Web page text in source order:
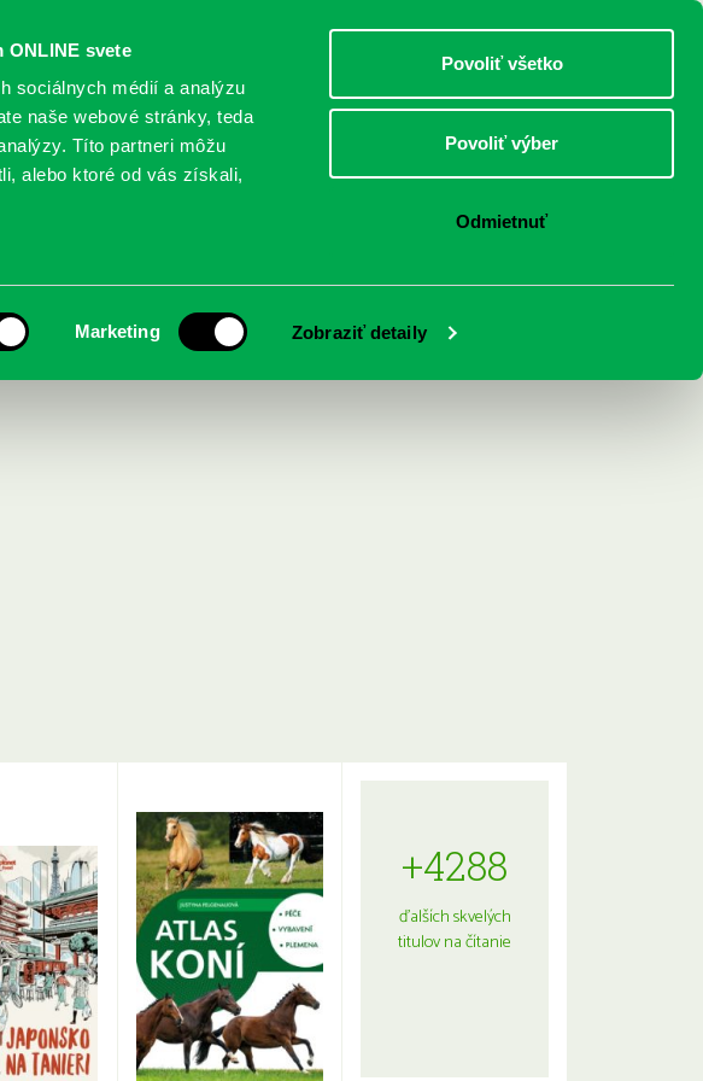
ONLINE svete
sociálnych médií a analýzu
naše webové stránky, teda
Títo partneri môžu
alebo ktoré od vás získali,
Marketing Zobraziť detaily
Povoliť všetko
Povoliť výber
Odmietnuť
DOSPELÍ
O KNIŽNICI
+4288
ďalších skvelých
titulov na čítanie